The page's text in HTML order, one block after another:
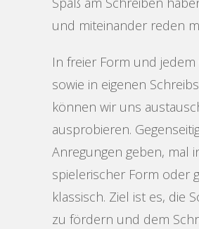
und miteinander reden
In freier Form und jedem
sowie in eigenen
können wir uns
ausprobieren.
Anregungen geben, mal
spielerischer Form oder
klassisch. Ziel ist es, die
zu fördern und dem